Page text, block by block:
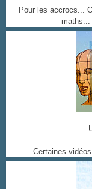
Pour les accrocs...
Certaines